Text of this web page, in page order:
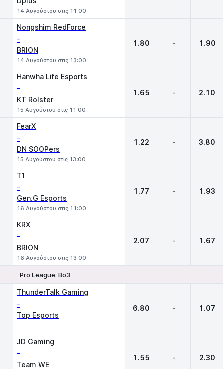
14 Αυγούστου στις 11:00
Nongshim RedForce
-
BRION
14 Αυγούστου στις 13:00
1.80 - 1.90
Hanwha Life Esports
-
KT Rolster
15 Αυγούστου στις 11:00
1.65 - 2.10
FearX
-
DN SOOPers
15 Αυγούστου στις 13:00
1.22 - 3.80
T1
-
Gen.G Esports
16 Αυγούστου στις 11:00
1.77 - 1.93
KRX
-
BRION
16 Αυγούστου στις 13:00
2.07 - 1.67
Pro League. Bo3
ThunderTalk Gaming
-
Top Esports
6.80 - 1.07
JD Gaming
-
Team WE
1.55 - 2.30